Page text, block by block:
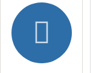
Hiermit